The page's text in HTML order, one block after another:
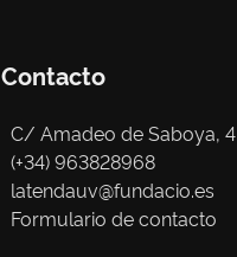
Contacto
C/ Amadeo de Saboya, 4
(+34) 963828968
latendauv@fundacio.es
Formulario de contacto